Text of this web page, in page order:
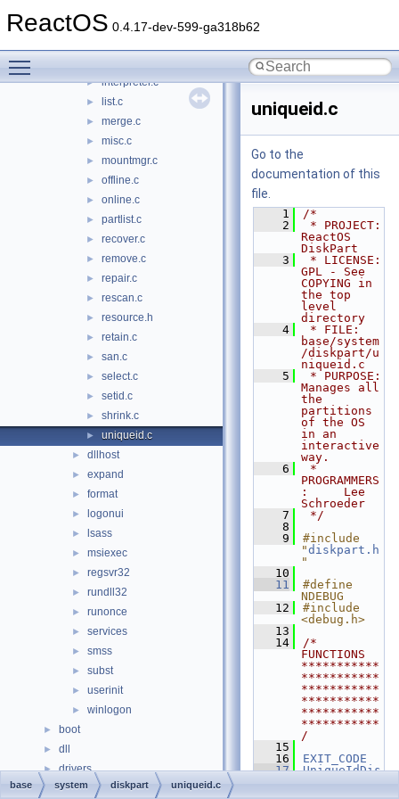
ReactOS 0.4.17-dev-599-ga318b62
► help.c
► interpreter.c
► list.c
► merge.c
► misc.c
► mountmgr.c
► offline.c
► online.c
► partlist.c
► recover.c
► remove.c
► repair.c
► rescan.c
► resource.h
► retain.c
► san.c
► select.c
► setid.c
► shrink.c
► uniqueid.c
► dllhost
► expand
► format
► logonui
► lsass
► msiexec
► regsvr32
► rundll32
► runonce
► services
► smss
► subst
► userinit
► winlogon
► boot
► dll
► drivers
► hal
uniqueid.c
Go to the
documentation of this
file.
    1
/*
    2
* PROJECT:
ReactOS
DiskPart
    3
* LICENSE:
GPL - See
COPYING in
the top
level
directory
    4
* FILE:
base/system
/diskpart/u
niqueid.c
    5
* PURPOSE:
Manages all
the
partitions
of the OS
in an
interactive
way.
    6
*
PROGRAMMERS
:     Lee
Schroeder
    7
*/
    8
    9
#include
"diskpart.h
"
   10
   11
#define
NDEBUG
   12
#include
<debug.h>
   13
   14
/*
FUNCTIONS
***********
***********
***********
***********
***********
***********
/
   15
   16
EXIT_CODE
   17
UniqueIdDis
base system diskpart uniqueid.c